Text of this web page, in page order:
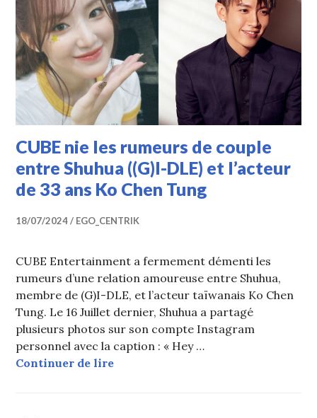
CUBE nie les rumeurs de couple
entre Shuhua ((G)I-DLE) et l’acteur
de 33 ans Ko Chen Tung
18/07/2024 EGO_CENTRIK
CUBE Entertainment a fermement démenti les
rumeurs d’une relation amoureuse entre Shuhua,
membre de (G)I-DLE, et l’acteur taïwanais Ko Chen
Tung. Le 16 Juillet dernier, Shuhua a partagé
plusieurs photos sur son compte Instagram
personnel avec la caption : « Hey …
Continuer de lireCUBE nie les rumeurs de couple